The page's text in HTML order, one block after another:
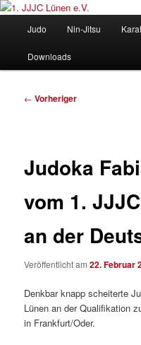
Zum
springen1. JJJC Lünen
Judo und Ninjitsu
Judo Nin-Jitsu
Downloads
Beitragsnavigation
← Vorheriger
Judoka
vom 1.
an der
Veröffentlicht am22. Februar
Denkbar knapp scheiterte
Lünen an der Qualifikation
in Frankfurt/Oder.